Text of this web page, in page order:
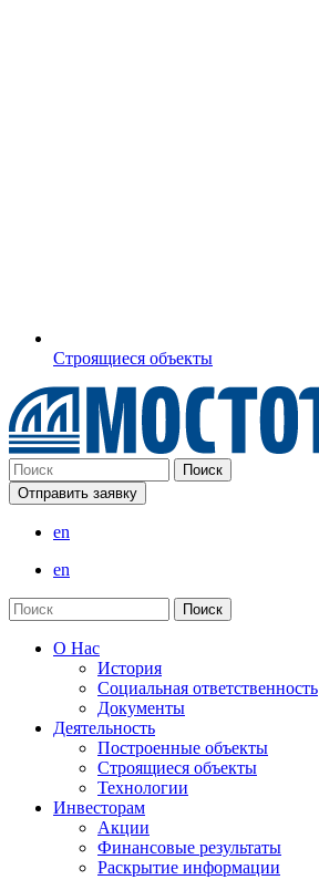
Строящиеся объекты
Отправить заявку
en
en
О Нас
История
Социальная ответственность
Документы
Деятельность
Построенные объекты
Строящиеся объекты
Технологии
Инвесторам
Акции
Финансовые результаты
Раскрытие информации